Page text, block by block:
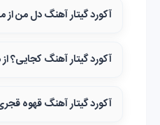
آکورد گیتار آهنگ دل من
آکورد گیتار آهنگ
آکورد گیتار آهنگ قهوه